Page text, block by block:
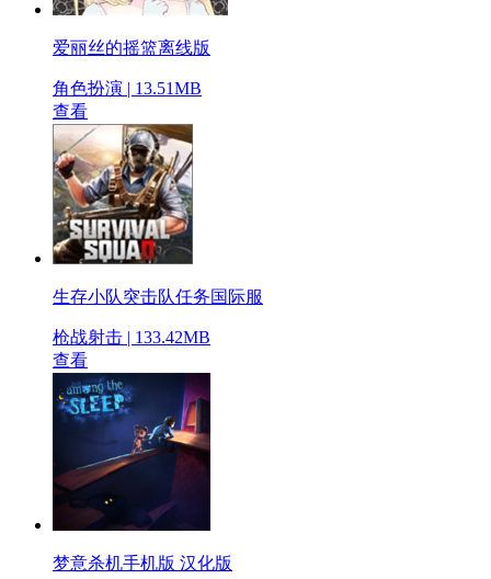
爱丽丝的摇篮离线版
角色扮演 | 13.51MB
查看
生存小队突击队任务国际服
枪战射击 | 133.42MB
查看
梦意杀机手机版 汉化版